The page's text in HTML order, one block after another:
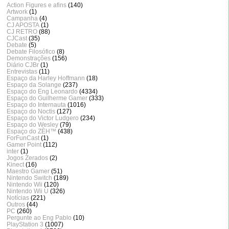
Action Figures e afins (140)
Artwork (1)
Campanha (4)
CJ APOSTA (1)
CJ RETRO (88)
CJCast (35)
Debate (5)
Debate Filosófico (8)
Demonstrações (156)
Diário CJBr (1)
Entrevistas (11)
Espaço da Harley Hoffmann (18)
Espaço da Solange (237)
Espaço do Eng Leonardo (4334)
Espaço do Guilherme Gamer (333)
Espaço do Internauta (1016)
Espaço do Noctis (127)
Espaço do Victor Ludgero (234)
Espaço do Wesley (79)
Espaço do ZÈH™ (438)
ForFunCast (1)
Gamer Point (112)
inter (1)
Jogos Zerados (2)
Kinect (16)
Maestro Gamer (51)
Nintendo Switch (189)
Nintendo Wii (120)
Nintendo Wii U (326)
Notícias (221)
Outros (44)
PC (260)
Pergunte ao Eng Pablo (10)
PlayStation 3 (1007)